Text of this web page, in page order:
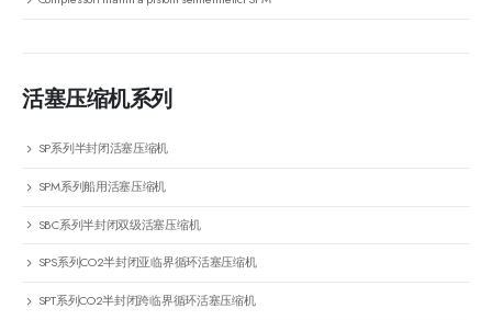
活塞压缩机系列
SP系列半封闭活塞压缩机
SPM系列船用活塞压缩机
SBC系列半封闭双级活塞压缩机
SPS系列CO2半封闭亚临界循环活塞压缩机
SPT系列CO2半封闭跨临界循环活塞压缩机